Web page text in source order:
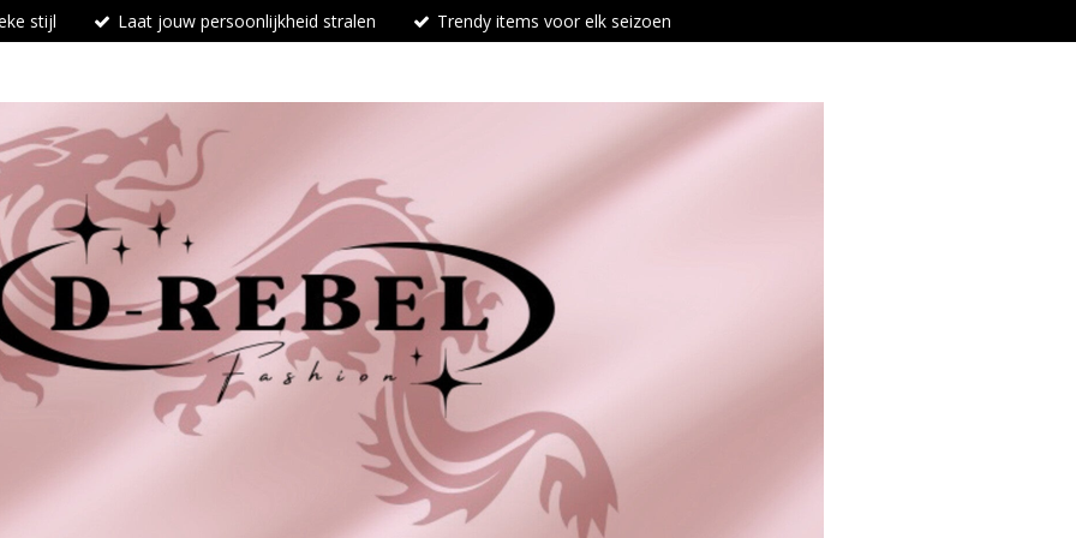
stijl Laat jouw persoonlijkheid stralen Trendy items voor elk seizoen